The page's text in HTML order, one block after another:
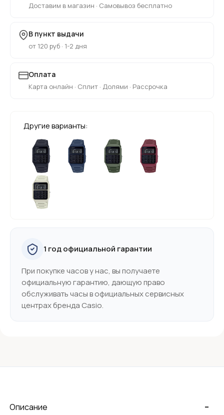
Доставим в магазин · Самовывоз бесплатно
В пункт выдачи
от 120 руб · 1-2 дня
Оплата
Карта онлайн · Сплит · Долями · Рассрочка
Другие варианты:
1 год официальной гарантии
При покупке часов у нас, вы получаете
официальную гарантию, дающую право
обслуживать часы в официальных сервисных
центрах бренда Casio.
-
Описание